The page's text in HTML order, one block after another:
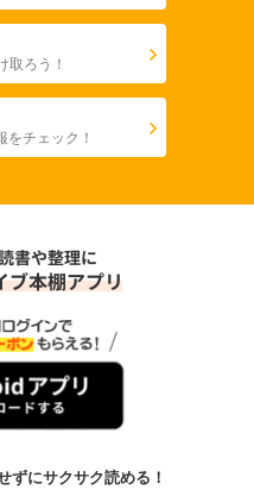
取ろう！
をチェック！
ずにサクサク読める！